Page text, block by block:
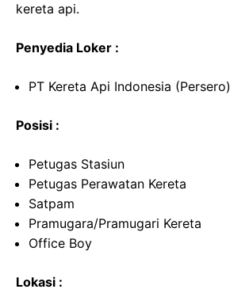
kereta api.
Penyedia Loker :
PT Kereta Api Indonesia (Persero)
Posisi :
Petugas Stasiun
Petugas Perawatan Kereta
Satpam
Pramugara/Pramugari Kereta
Office Boy
Lokasi :